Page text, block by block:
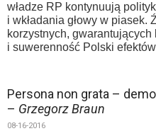
władze RP kontynuują
i wkładania głowy w piasek.
korzystnych,
i suwerenność Polski
Persona non grata –
– Grzegorz Braun
08-16-2016